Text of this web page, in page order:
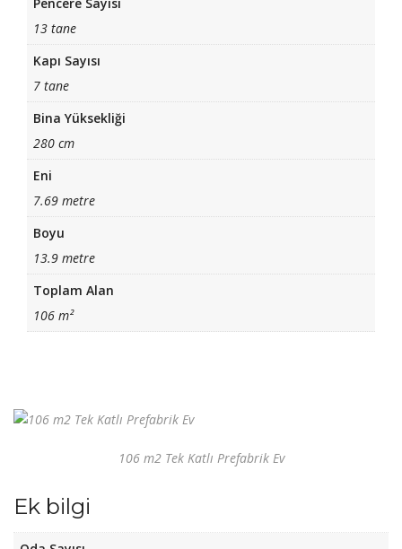
Pencere Sayısı
13 tane
Kapı Sayısı
7 tane
Bina Yüksekliği
280 cm
Eni
7.69 metre
Boyu
13.9 metre
Toplam Alan
106 m²
106 m2 Tek Katlı Prefabrik Ev
Ek bilgi